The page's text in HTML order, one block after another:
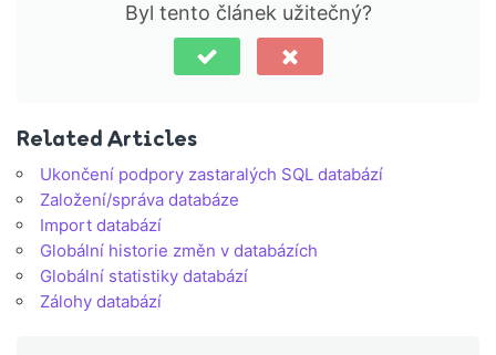
Byl tento článek užitečný?
Related Articles
Ukončení podpory zastaralých SQL databází
Založení/správa databáze
Import databází
Globální historie změn v databázích
Globální statistiky databází
Zálohy databází